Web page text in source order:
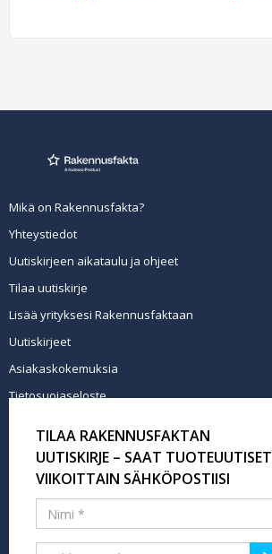
Mikä on Rakennusfakta?
Yhteystiedot
Uutiskirjeen aikataulu ja ohjeet
Tilaa uutiskirje
Lisää yrityksesi Rakennusfaktaan
Uutiskirjeet
Asiakaskokemuksia
Tietosuojaseloste
Tilaa uutiskirje
TILAA RAKENNUSFAKTAN
UUTISKIRJE – SAAT TUOTEUUTISET
VIIKOITTAIN SÄHKÖPOSTIISI